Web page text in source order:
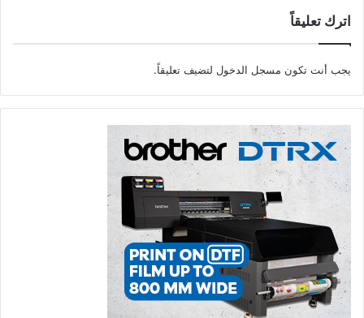
إضافة إلى ذلك، تسهم خدمات برمجية مثل
Enhancedفي رقمنة سير العمل التشغيلي، في حين توفر منصات
التعاون مثلHP Build Workspaceبيئات طباعة مصممة خصيصاً
لقطاعات العمارة والتصميم والبناء.
وتُعد Xeroxشركة تقنية أخرى تتجه بقوة نحو دمج الذكاء الاصطناعي
في حلولها. إذ تدير الشركة بنية تحتية واسعة لسير العمل الرقمي،
تعتمد على المعالجة الذكية للمستندات(IDP)
ومنصاتها المميزة
Global Capture
. وترتكز هذه التطورات على ابتكارات في الأجهزة،
مثل سلسلةXerox AltaLink 8200 ، التي تمثل أول خط طابعات
متعددة الوظائف مدعومة بالذكاء الاصطناعي في الصناعة.
اترك تعليقاً
يجب أنت تكون مسجل الدخول لتضيف تعليقاً.